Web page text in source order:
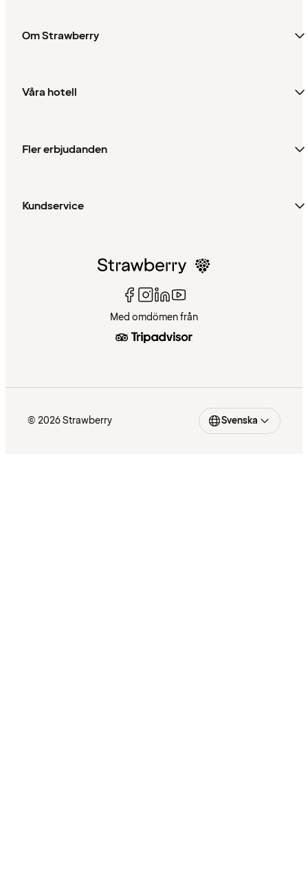
Om Strawberry
Våra hotell
Fler erbjudanden
Kundservice
Med omdömen från
© 2026 Strawberry Svenska